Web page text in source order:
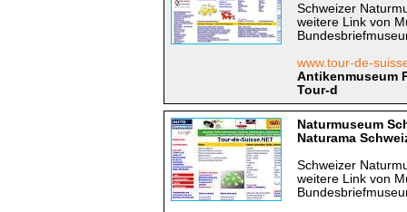
Schweizer
weitere Link von
www.tour-de-
Antikenmuseum
Tour-d
Naturmuseum
Naturama
Schweizer
weitere Link von